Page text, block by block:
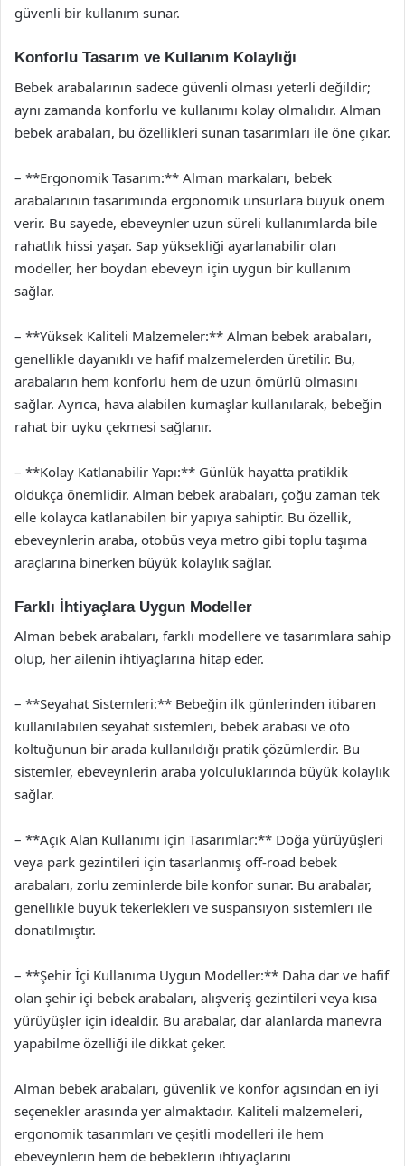
güvenli bir kullanım sunar.
Konforlu Tasarım ve Kullanım Kolaylığı
Bebek arabalarının sadece güvenli olması yeterli değildir;
aynı zamanda konforlu ve kullanımı kolay olmalıdır. Alman
bebek arabaları, bu özellikleri sunan tasarımları ile öne çıkar.
– **Ergonomik Tasarım:** Alman markaları, bebek
arabalarının tasarımında ergonomik unsurlara büyük önem
verir. Bu sayede, ebeveynler uzun süreli kullanımlarda bile
rahatlık hissi yaşar. Sap yüksekliği ayarlanabilir olan
modeller, her boydan ebeveyn için uygun bir kullanım
sağlar.
– **Yüksek Kaliteli Malzemeler:** Alman bebek arabaları,
genellikle dayanıklı ve hafif malzemelerden üretilir. Bu,
arabaların hem konforlu hem de uzun ömürlü olmasını
sağlar. Ayrıca, hava alabilen kumaşlar kullanılarak, bebeğin
rahat bir uyku çekmesi sağlanır.
– **Kolay Katlanabilir Yapı:** Günlük hayatta pratiklik
oldukça önemlidir. Alman bebek arabaları, çoğu zaman tek
elle kolayca katlanabilen bir yapıya sahiptir. Bu özellik,
ebeveynlerin araba, otobüs veya metro gibi toplu taşıma
araçlarına binerken büyük kolaylık sağlar.
Farklı İhtiyaçlara Uygun Modeller
Alman bebek arabaları, farklı modellere ve tasarımlara sahip
olup, her ailenin ihtiyaçlarına hitap eder.
– **Seyahat Sistemleri:** Bebeğin ilk günlerinden itibaren
kullanılabilen seyahat sistemleri, bebek arabası ve oto
koltuğunun bir arada kullanıldığı pratik çözümlerdir. Bu
sistemler, ebeveynlerin araba yolculuklarında büyük kolaylık
sağlar.
– **Açık Alan Kullanımı için Tasarımlar:** Doğa yürüyüşleri
veya park gezintileri için tasarlanmış off-road bebek
arabaları, zorlu zeminlerde bile konfor sunar. Bu arabalar,
genellikle büyük tekerlekleri ve süspansiyon sistemleri ile
donatılmıştır.
– **Şehir İçi Kullanıma Uygun Modeller:** Daha dar ve hafif
olan şehir içi bebek arabaları, alışveriş gezintileri veya kısa
yürüyüşler için idealdir. Bu arabalar, dar alanlarda manevra
yapabilme özelliği ile dikkat çeker.
Alman bebek arabaları, güvenlik ve konfor açısından en iyi
seçenekler arasında yer almaktadır. Kaliteli malzemeleri,
ergonomik tasarımları ve çeşitli modelleri ile hem
ebeveynlerin hem de bebeklerin ihtiyaçlarını